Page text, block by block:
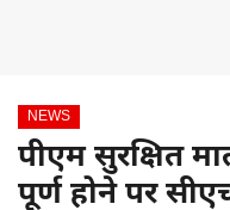
NEWS
पीएम सुरक्षित
पूर्ण होने पर